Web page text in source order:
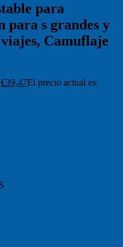
para
para s grandes y
Camuflaje
€39,47El precio actual es: